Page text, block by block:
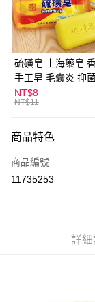
Apple Pay
街口支付
悠遊付
ATM付款
全家取貨付款
每筆NT$60，滿
付款後全家取貨
每筆NT$60，滿
硫磺皂 上海藥皂
手工皂 毛囊炎 抑菌
蟎 清潔護膚 去油去
寵物皮膚病 狗狗貓
NT$8
NT$11
商品特色
商品編號
11735253
詳細